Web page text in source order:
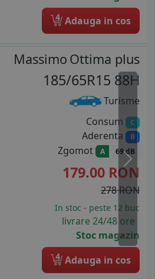
4 Adauga in cos
Massimo Ottima plus
185/65R15 88H
Turisme
Consum C
Aderenta B
Zgomot A 69 dB
179.00 RON
278 RON
In stoc - peste 12 buc
livrare 24/48 ore
Stoc magazin
4 Adauga in cos
Next